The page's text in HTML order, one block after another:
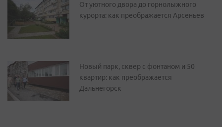
От уютного двора до горнолыжного
курорта: как преображается Арсеньев
Новый парк, сквер с фонтаном и 50
квартир: как преображается
Дальнегорск